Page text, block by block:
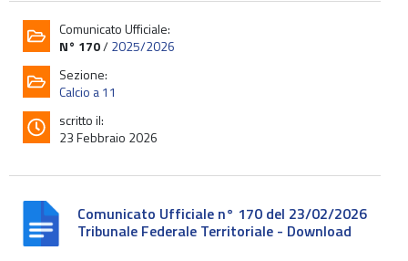
Comunicato Ufficiale:
N° 170/2025/2026
Sezione:
Calcio a 11
scritto il:
23 Febbraio 2026
Comunicato Ufficiale n° 170 del 23/02/2026
Tribunale Federale Territoriale - Download